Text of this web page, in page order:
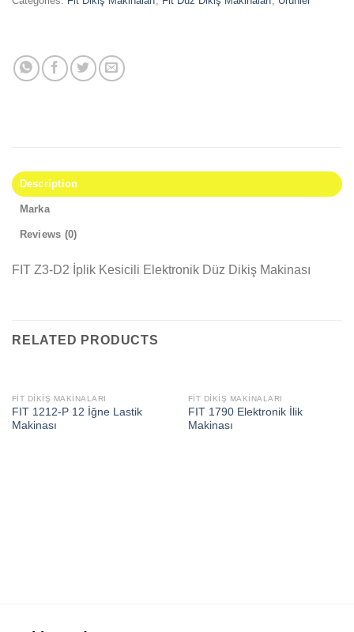
Description
Marka
Reviews (0)
FIT Z3-D2 İplik Kesicili Elektronik Düz Dikiş Makinası
RELATED PRODUCTS
FIT DIKIŞ MAKINALARI
FIT 1212-P 12 İğne Lastik
Makinası
FIT DIKIŞ MAKINALARI
FIT 1790 Elektronik İlik
Makinası